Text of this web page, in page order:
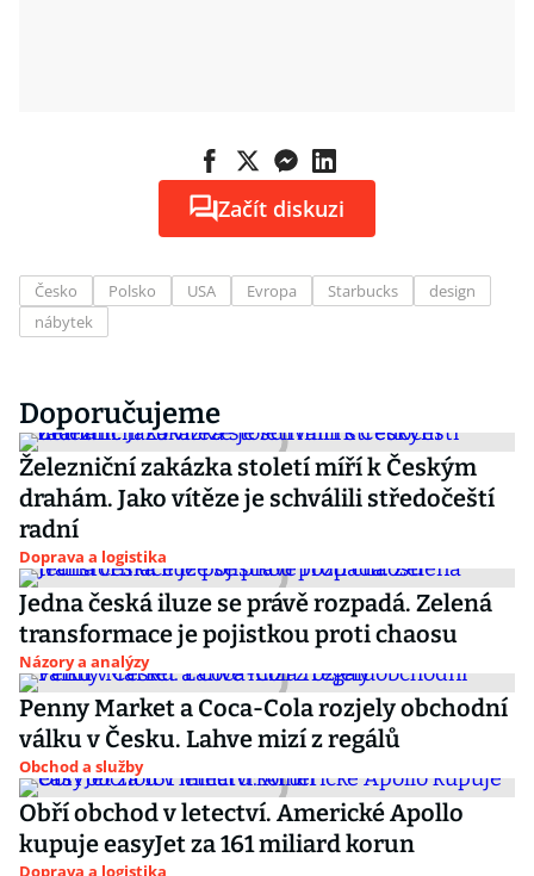
Začít diskuzi
Česko Polsko USA Evropa Starbucks
design
nábytek
Doporučujeme
Železniční zakázka století míří k Českým
drahám. Jako vítěze je schválili středočeští
radní
Doprava a logistika
Jedna česká iluze se právě rozpadá. Zelená
transformace je pojistkou proti chaosu
Názory a analýzy
Penny Market a Coca-Cola rozjely obchodní
válku v Česku. Lahve mizí z regálů
Obchod a služby
Obří obchod v letectví. Americké Apollo
kupuje easyJet za 161 miliard korun
Doprava a logistika